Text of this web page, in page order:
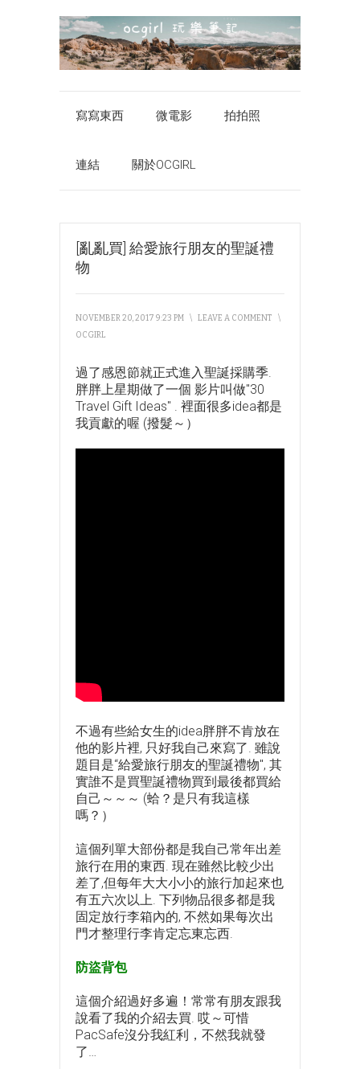
寫寫東西 微電影 拍拍照
連結 關於OCGIRL
[亂亂買] 給愛旅行朋友的聖誕禮
物
NOVEMBER 20, 2017 9:23 PM \ LEAVE A COMMENT
\
OCGIRL
過了感恩節就正式進入聖誕採購季.
胖胖上星期做了一個 影片叫做"30
Travel Gift Ideas" . 裡面很多idea都是
我貢獻的喔 (撥髮～）
不過有些給女生的idea胖胖不肯放在
他的影片裡, 只好我自己來寫了. 雖說
題目是“給愛旅行朋友的聖誕禮物", 其
實誰不是買聖誕禮物買到最後都買給
自己～～～ (蛤？是只有我這樣
嗎？）
這個列單大部份都是我自己常年出差
旅行在用的東西. 現在雖然比較少出
差了,但每年大大小小的旅行加起來也
有五六次以上. 下列物品很多都是我
固定放行李箱內的, 不然如果每次出
門才整理行李肯定忘東忘西.
防盜背包
這個介紹過好多遍！常常有朋友跟我
說看了我的介紹去買. 哎～可惜
PacSafe沒分我紅利，不然我就發
了…